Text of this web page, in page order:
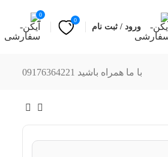
ورود / ثبت نام
0
0
با ما همراه باشید 09176364221